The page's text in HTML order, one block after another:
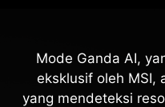
Mode Ganda AI,
eksklusif oleh MSI,
yang mendeteksi
sama dengan warna
menyulitkan
brightness and